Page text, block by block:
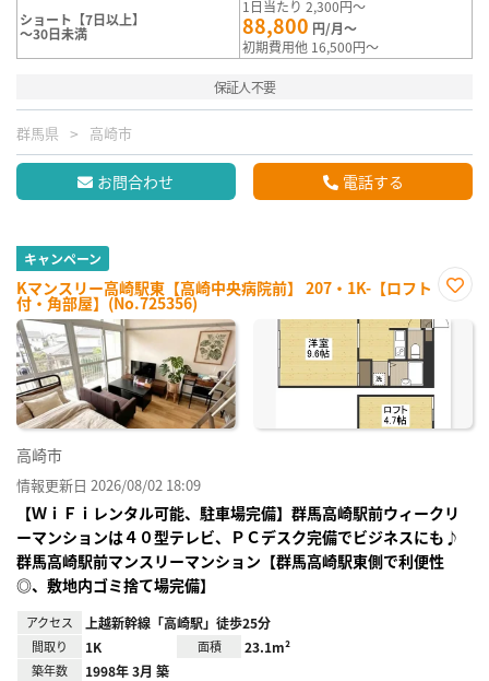
ショート【7日以上】
～30日未満
1日当たり 2,300円～
88,800 円/月～
初期費用他 16,500円～
保証人不要
群馬県 高崎市
お問合わせ 電話する
キャンペーン
Kマンスリー高崎駅東【高崎中央病院前】 207・1K-【ロフト
付・角部屋】(No.725356)
に入
高崎市
情報更新日 2026/08/02 18:09
【ＷｉＦｉレンタル可能、駐車場完備】群馬高崎駅前ウィークリ
ーマンションは４０型テレビ、ＰＣデスク完備でビジネスにも♪
群馬高崎駅前マンスリーマンション【群馬高崎駅東側で利便性
◎、敷地内ゴミ捨て場完備】
アクセス 上越新幹線「高崎駅」徒歩25分
間取り 1K 面積 23.1m²
築年数 1998年 3月 築